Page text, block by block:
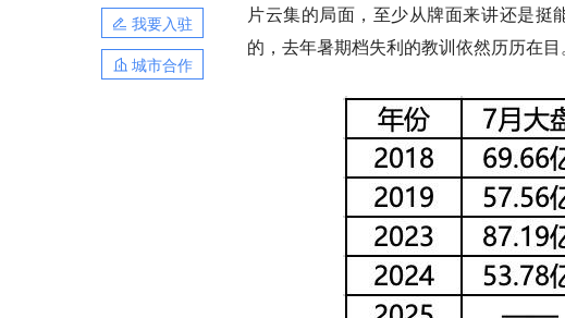
我要入驻
城市合作
片云集的局面，至少从牌面来讲还是
的，去年暑期档失利的教训依然历历在目。